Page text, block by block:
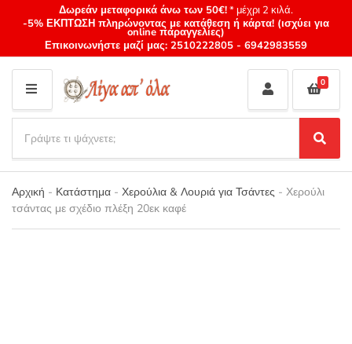
Δωρεάν μεταφορικά άνω των 50€!* μέχρι 2 κιλά.
-5% ΕΚΠΤΩΣΗ πληρώνοντας με κατάθεση ή κάρτα! (ισχύει για
online παραγγελίες)
Επικοινωνήστε μαζί μας: 2510222805 - 6942983559
M
E
N
U
Category
name
a
r
c
h
p
S
e
a
r
0
Αρχική - Κατάστημα - Χερούλια & Λουριά για Τσάντες - Χερούλι
τσάντας με σχέδιο πλέξη 20εκ καφέ